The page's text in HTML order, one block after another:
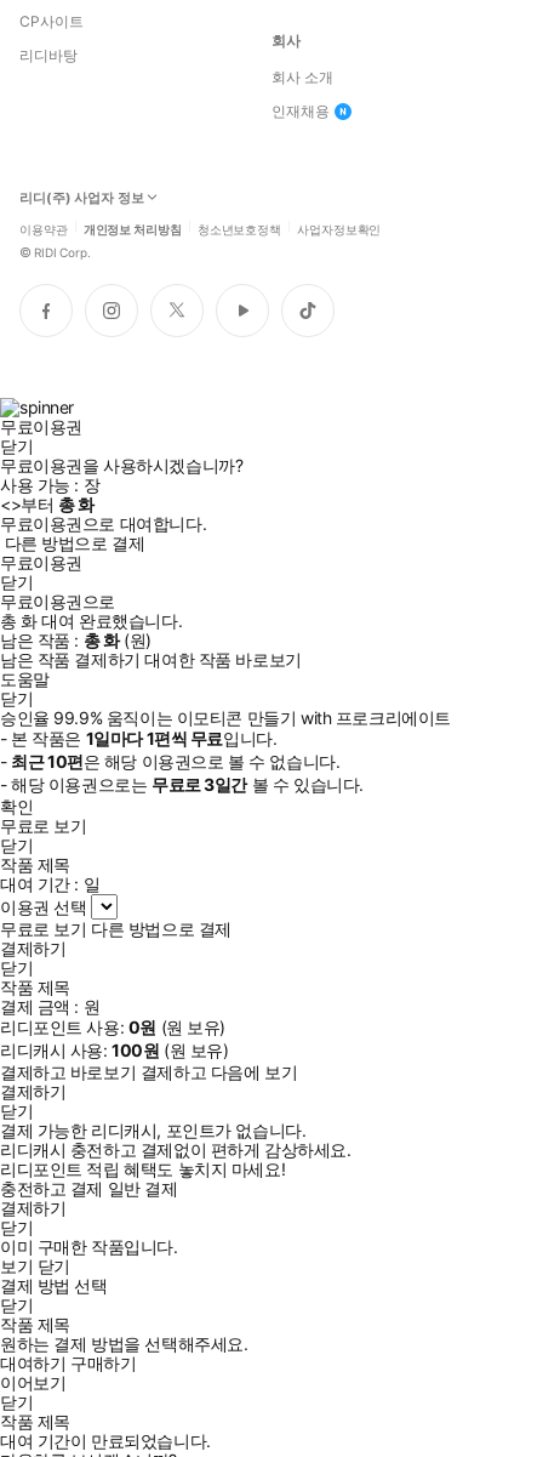
CP사이트
리디바탕
회사
회사 소개
인재채용
리디(주) 사업자 정보
이용약관 개인정보 처리방침 청소년보호정책 사업자정보확인
© RIDI Corp.
페
이
인
스
트
위
유
튜
틱
톡
무료이용권
닫기
무료이용권을 사용하시겠습니까?
사용 가능 : 장
<>부터 총화
무료이용권으로 대여합니다.
다른 방법으로 결제
무료이용권
닫기
무료이용권으로
총 화대여 완료했습니다.
남은 작품 : 총화(원)
남은 작품 결제하기 대여한 작품 바로보기
도움말
닫기
승인율 99.9% 움직이는 이모티콘 만들기 with 프로크리에이트
- 본 작품은 1일마다1편씩 무료입니다.
- 최근10편은 해당 이용권으로 볼 수 없습니다.
- 해당 이용권으로는 무료로3일간볼 수 있습니다.
확인
무료로 보기
닫기
작품 제목
대여 기간 : 일
이용권 선택
무료로 보기 다른 방법으로 결제
결제하기
닫기
작품 제목
결제 금액 : 원
리디포인트 사용: 0원 (원 보유)
리디캐시 사용:100원 (원 보유)
결제하고 바로보기 결제하고 다음에 보기
결제하기
닫기
결제 가능한 리디캐시, 포인트가 없습니다.
리디캐시 충전하고 결제없이 편하게 감상하세요.
리디포인트 적립 혜택도 놓치지 마세요!
충전하고 결제 일반 결제
결제하기
닫기
이미 구매한 작품입니다.
보기 닫기
결제 방법 선택
닫기
작품 제목
원하는 결제 방법을 선택해주세요.
대여하기 구매하기
이어보기
닫기
작품 제목
대여 기간이 만료되었습니다.